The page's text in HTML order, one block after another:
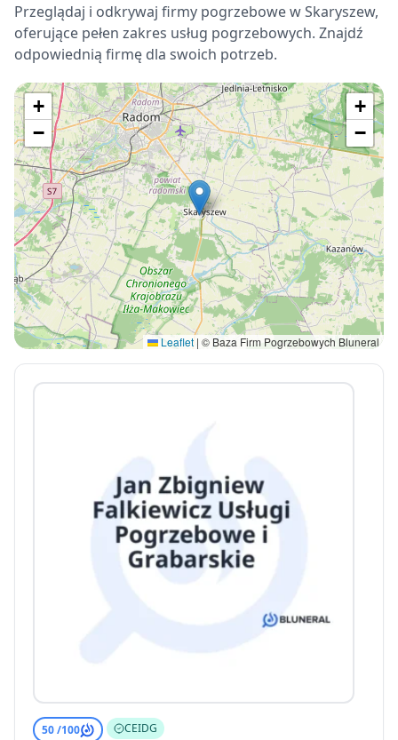
Przeglądaj i odkrywaj firmy pogrzebowe w Skaryszew,
oferujące pełen zakres usług pogrzebowych. Znajdź
odpowiednią firmę dla swoich potrzeb.
+
−
+
−
Leaflet | © Baza Firm Pogrzebowych Bluneral
50 /100 CEIDG